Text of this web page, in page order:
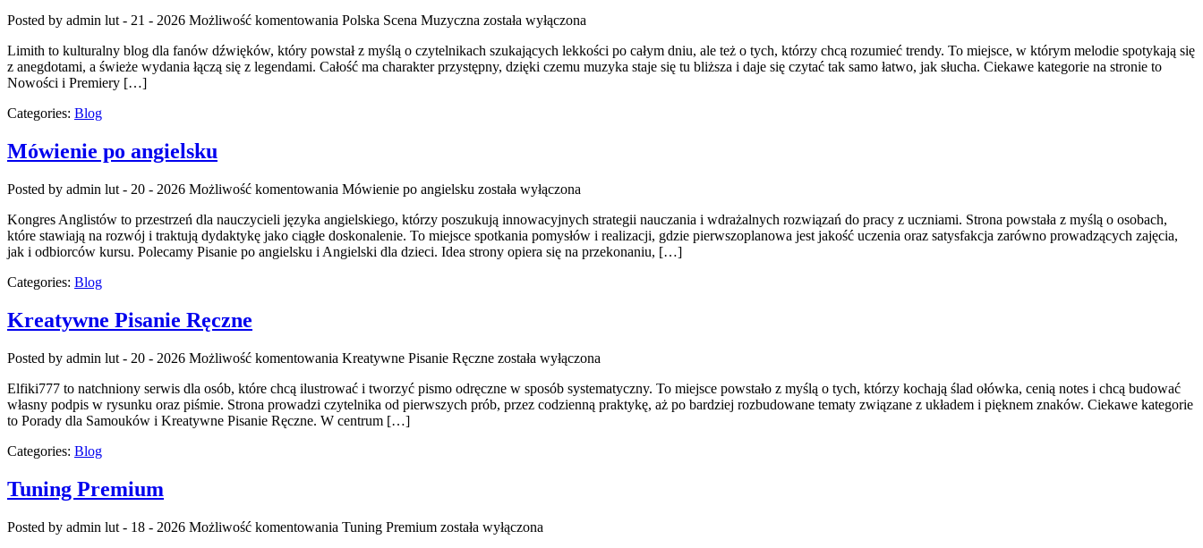
Posted by admin lut - 21 - 2026 Możliwość komentowania Polska Scena Muzyczna została wyłączona
Limith to kulturalny blog dla fanów dźwięków, który powstał z myślą o czytelnikach szukających lekkości po całym dniu, ale też o tych, którzy chcą rozumieć trendy. To miejsce, w którym melodie spotykają się
z anegdotami, a świeże wydania łączą się z legendami. Całość ma charakter przystępny, dzięki czemu muzyka staje się tu bliższa i daje się czytać tak samo łatwo, jak słucha. Ciekawe kategorie na stronie to
Nowości i Premiery […]
Categories: Blog
Mówienie po angielsku
Posted by admin lut - 20 - 2026 Możliwość komentowania Mówienie po angielsku została wyłączona
Kongres Anglistów to przestrzeń dla nauczycieli języka angielskiego, którzy poszukują innowacyjnych strategii nauczania i wdrażalnych rozwiązań do pracy z uczniami. Strona powstała z myślą o osobach,
które stawiają na rozwój i traktują dydaktykę jako ciągłe doskonalenie. To miejsce spotkania pomysłów i realizacji, gdzie pierwszoplanowa jest jakość uczenia oraz satysfakcja zarówno prowadzących zajęcia,
jak i odbiorców kursu. Polecamy Pisanie po angielsku i Angielski dla dzieci. Idea strony opiera się na przekonaniu, […]
Categories: Blog
Kreatywne Pisanie Ręczne
Posted by admin lut - 20 - 2026 Możliwość komentowania Kreatywne Pisanie Ręczne została wyłączona
Elfiki777 to natchniony serwis dla osób, które chcą ilustrować i tworzyć pismo odręczne w sposób systematyczny. To miejsce powstało z myślą o tych, którzy kochają ślad ołówka, cenią notes i chcą budować
własny podpis w rysunku oraz piśmie. Strona prowadzi czytelnika od pierwszych prób, przez codzienną praktykę, aż po bardziej rozbudowane tematy związane z układem i pięknem znaków. Ciekawe kategorie
to Porady dla Samouków i Kreatywne Pisanie Ręczne. W centrum […]
Categories: Blog
Tuning Premium
Posted by admin lut - 18 - 2026 Możliwość komentowania Tuning Premium została wyłączona